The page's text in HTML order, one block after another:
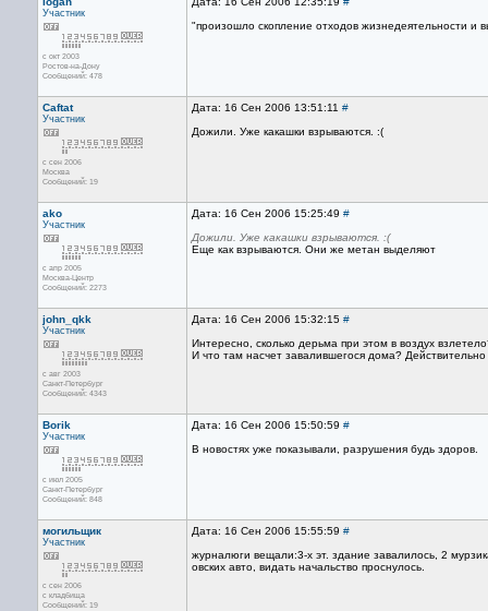
Участник
с окт 2003
Ростов-на-Дону
Сообщений: 478
"произошло скопление отходов жизнедеятельности и
Caftat
Участник
с сен 2006
Москва
Сообщений: 19
Дата: 16 Сен 2006 13:51:11 #
Дожили. Уже какашки взрываются. :(
ako
Участник
с апр 2005
Москва-Центр
Сообщений: 2273
Дата: 16 Сен 2006 15:25:49 #
Дожили. Уже какашки взрываются. :(
Еще как взрываются. Они же метан выделяют
john_qkk
Участник
с авг 2003
Санкт-Петербург
Сообщений: 4343
Дата: 16 Сен 2006 15:32:15 #
Интересно, сколько дерьма при этом в воздух
И что там насчет завалившегося дома? Действительно
Borik
Участник
с июл 2005
Санкт-Петербург
Сообщений: 848
Дата: 16 Сен 2006 15:50:59 #
В новостях уже показывали, разрушения будь здоров.
могильщик
Участник
с сен 2006
с кладбища
Сообщений: 19
Дата: 16 Сен 2006 15:55:59 #
журналюги вещали:3-х эт. здание завалилось, 2
овских авто, видать начальство проснулось.